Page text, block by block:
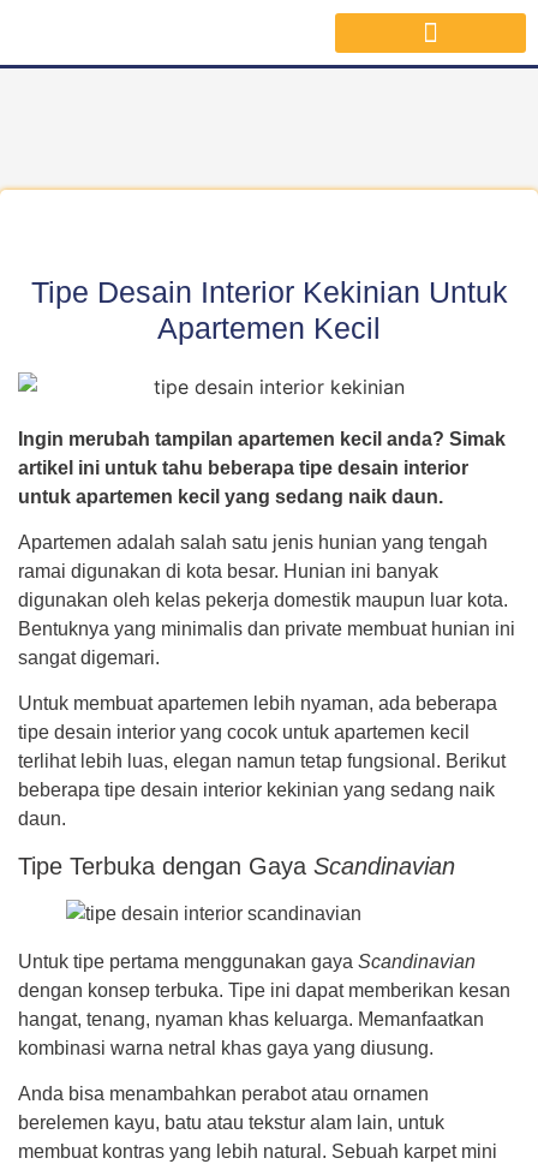
Tipe Desain Interior Kekinian Untuk
Apartemen Kecil
Ingin merubah tampilan apartemen kecil anda? Simak
artikel ini untuk tahu beberapa tipe desain interior
untuk apartemen kecil yang sedang naik daun.
Apartemen adalah salah satu jenis hunian yang tengah
ramai digunakan di kota besar. Hunian ini banyak
digunakan oleh kelas pekerja domestik maupun luar kota.
Bentuknya yang minimalis dan private membuat hunian ini
sangat digemari.
Untuk membuat apartemen lebih nyaman, ada beberapa
tipe desain interior yang cocok untuk apartemen kecil
terlihat lebih luas, elegan namun tetap fungsional. Berikut
beberapa tipe desain interior kekinian yang sedang naik
daun.
Tipe Terbuka dengan Gaya Scandinavian
Untuk tipe pertama menggunakan gaya Scandinavian
dengan konsep terbuka. Tipe ini dapat memberikan kesan
hangat, tenang, nyaman khas keluarga. Memanfaatkan
kombinasi warna netral khas gaya yang diusung.
Anda bisa menambahkan perabot atau ornamen
berelemen kayu, batu atau tekstur alam lain, untuk
membuat kontras yang lebih natural. Sebuah karpet mini